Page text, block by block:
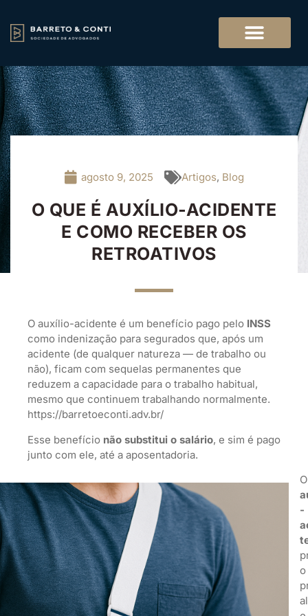
agosto 9, 2025 Artigos, Blog
O QUE É AUXÍLIO-ACIDENTE
E COMO RECEBER OS
RETROATIVOS
O auxílio-acidente é um benefício pago pelo INSS
como indenização para segurados que, após um
acidente (de qualquer natureza — de trabalho ou
não), ficam com sequelas permanentes que
reduzem a capacidade para o trabalho habitual,
mesmo que continuem trabalhando normalmente.
https://barretoeconti.adv.br/
Esse benefício não substitui o salário, e sim é pago
junto com ele, até a aposentadoria.
O
-
o